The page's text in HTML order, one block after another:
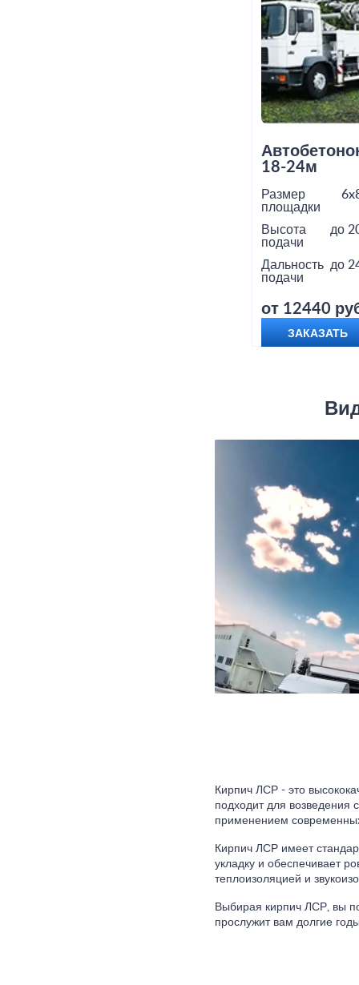
18-24м
Размер
площадки
Высота
подачи
до
Дальность
подачи
до
от 12440
ЗАКАЗАТЬ
Кирпич ЛСР - это
подходит для возведения
применением современных
Кирпич ЛСР имеет
укладку и обеспечивает
теплоизоляцией и
Выбирая кирпич ЛСР, вы
прослужит вам долгие